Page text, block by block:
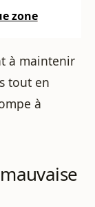
zone
à maintenir
tout en
à